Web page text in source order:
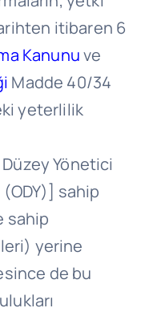
itibaren 6
Kanunuve
Madde 40/34
yeterlilik
Yönetici
sahip
sahip
yerine
de bu